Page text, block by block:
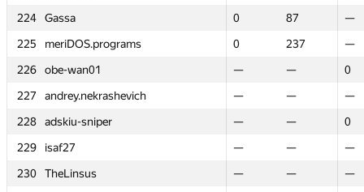
224
Gassa 0 87
—
225
meriDOS.programs 0 237
—
226
obe-wan01 — —
0
227
andrey.nekrashevich — —
—
228
adskiu-sniper — —
0
229
isaf27 — —
—
230
TheLinsus — —
—
224
Gassa 0 87
—
225
meriDOS.programs 0 237
—
226
obe-wan01 — —
0
227
andrey.nekrashevich — —
—
228
adskiu-sniper — —
0
229
isaf27 — —
—
230
TheLinsus — —
—